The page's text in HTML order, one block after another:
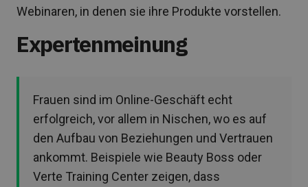
Webinaren, in denen sie ihre Produkte vorstellen.
Expertenmeinung
Frauen sind im Online-Geschäft echt
erfolgreich, vor allem in Nischen, wo es auf
den Aufbau von Beziehungen und Vertrauen
ankommt. Beispiele wie Beauty Boss oder
Verte Training Center zeigen, dass